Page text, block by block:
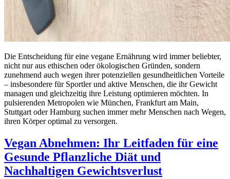
Die Entscheidung für eine vegane Ernährung wird immer beliebter,
nicht nur aus ethischen oder ökologischen Gründen, sondern
zunehmend auch wegen ihrer potenziellen gesundheitlichen Vorteile
– insbesondere für Sportler und aktive Menschen, die ihr Gewicht
managen und gleichzeitig ihre Leistung optimieren möchten. In
pulsierenden Metropolen wie München, Frankfurt am Main,
Stuttgart oder Hamburg suchen immer mehr Menschen nach Wegen,
ihren Körper optimal zu versorgen.
Vegan Abnehmen: Ihr Leitfaden für eine
Gesunde Pflanzliche Diät und
Nachhaltigen Gewichtsverlust